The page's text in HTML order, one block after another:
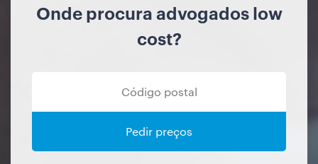
Onde procura advogados low
cost?
Pedir preços